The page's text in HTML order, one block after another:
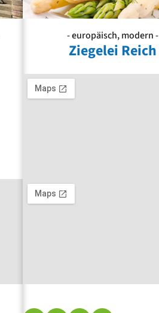
- europäisch, modern -
Ziegelei Reich